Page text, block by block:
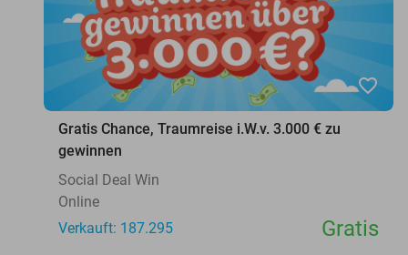
favorite_border
Gratis Chance, Traumreise i.W.v. 3.000 € zu
gewinnen
Social Deal Win
Online
Verkauft: 187.295
Gratis